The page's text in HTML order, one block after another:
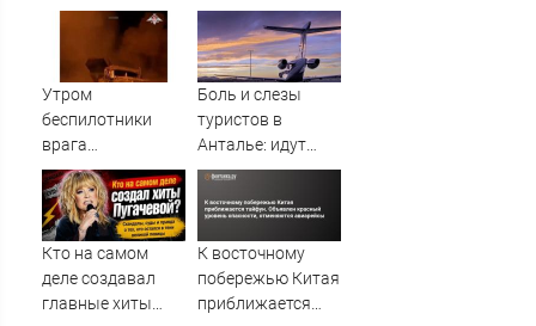
Тверской области
на второй неделе
августа
воинской части
на Украине
Утром
беспилотники
врага
попытались
атаковать
предприятия в
Поволжье, но им
Боль и слезы
туристов в
Анталье: идут
массовые
в Россию
Кто на самом
деле создавал
главные хиты
К восточному
побережью Китая
приближается